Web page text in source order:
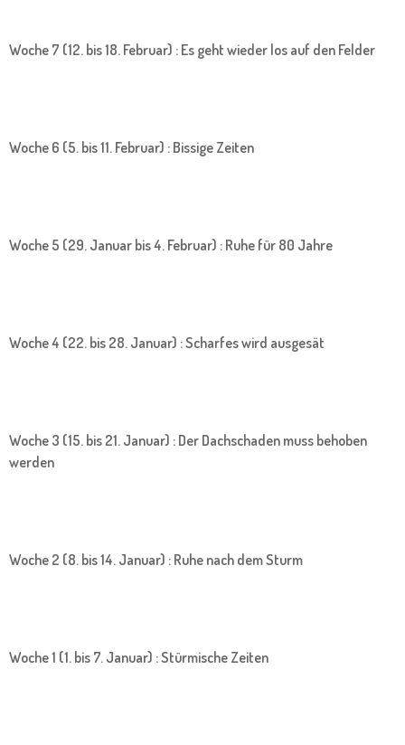
Woche 7 (12. bis 18. Februar) : Es geht wieder los auf den Felder
Woche 6 (5. bis 11. Februar) : Bissige Zeiten
Woche 5 (29. Januar bis 4. Februar) : Ruhe für 80 Jahre
Woche 4 (22. bis 28. Januar) : Scharfes wird ausgesät
Woche 3 (15. bis 21. Januar) : Der Dachschaden muss behoben
werden
Woche 2 (8. bis 14. Januar) : Ruhe nach dem Sturm
Woche 1 (1. bis 7. Januar) : Stürmische Zeiten